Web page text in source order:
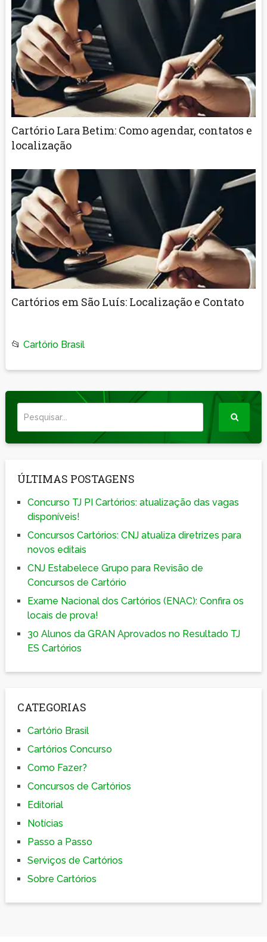
Cartório Lara Betim: Como agendar, contatos e
localização
Cartórios em São Luís: Localização e Contato
📂 Cartório Brasil
ÚLTIMAS POSTAGENS
Concurso TJ PI Cartórios: atualização das vagas
disponíveis!
Concursos Cartórios: CNJ atualiza diretrizes para
novos editais
CNJ Estabelece Grupo para Revisão de
Concursos de Cartório
Exame Nacional dos Cartórios (ENAC): Confira os
locais de prova!
30 Alunos da GRAN Aprovados no Resultado TJ
ES Cartórios
CATEGORIAS
Cartório Brasil
Cartórios Concurso
Como Fazer?
Concursos de Cartórios
Editorial
Notícias
Passo a Passo
Serviços de Cartórios
Sobre Cartórios